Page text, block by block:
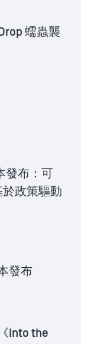
蠕蟲襲
發布：可
政策驅動
發布
Into the